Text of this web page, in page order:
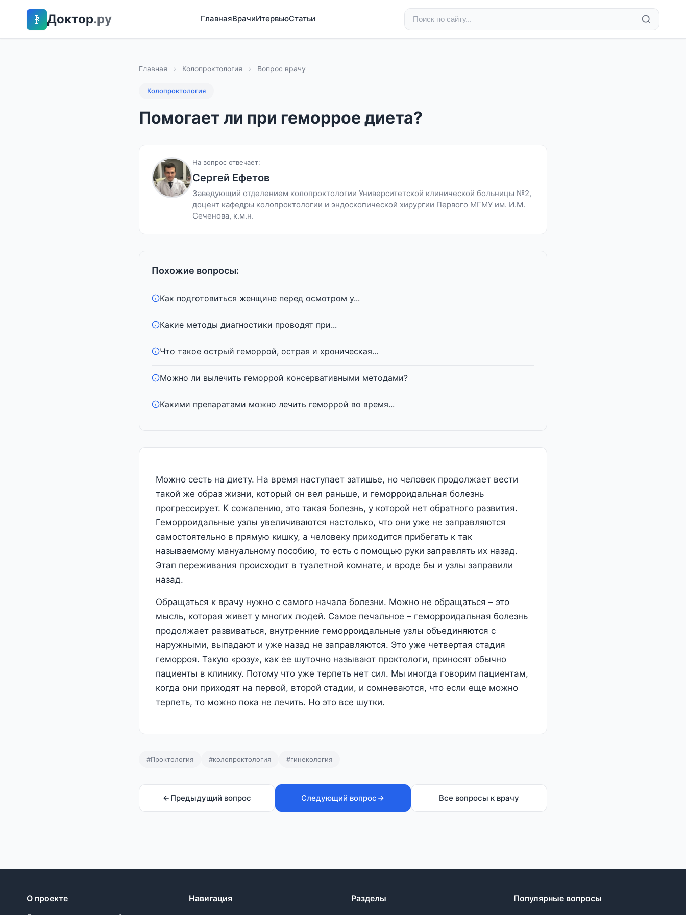
Доктор.ру ГлавнаяВрачиИтервьюСтатьи
Главная › Колопроктология › Вопрос врачу
Колопроктология
Помогает ли при геморрое диета?
На вопрос отвечает:
Сергей Ефетов
Заведующий отделением колопроктологии Университетской клинической больницы №2,
доцент кафедры колопроктологии и эндоскопической хирургии Первого МГМУ им. И.М.
Сеченова, к.м.н.
Похожие вопросы:
Как подготовиться женщине перед осмотром у...
Какие методы диагностики проводят при...
Что такое острый геморрой, острая и хроническая...
Можно ли вылечить геморрой консервативными методами?
Какими препаратами можно лечить геморрой во время...
Можно сесть на диету. На время наступает затишье, но человек продолжает вести
такой же образ жизни, который он вел раньше, и геморроидальная болезнь
прогрессирует. К сожалению, это такая болезнь, у которой нет обратного развития.
Геморроидальные узлы увеличиваются настолько, что они уже не заправляются
самостоятельно в прямую кишку, а человеку приходится прибегать к так
называемому мануальному пособию, то есть с помощью руки заправлять их назад.
Этап переживания происходит в туалетной комнате, и вроде бы и узлы заправили
назад.
Обращаться к врачу нужно с самого начала болезни. Можно не обращаться – это
мысль, которая живет у многих людей. Самое печальное – геморроидальная болезнь
продолжает развиваться, внутренние геморроидальные узлы объединяются с
наружными, выпадают и уже назад не заправляются. Это уже четвертая стадия
геморроя. Такую «розу», как ее шуточно называют проктологи, приносят обычно
пациенты в клинику. Потому что уже терпеть нет сил. Мы иногда говорим пациентам,
когда они приходят на первой, второй стадии, и сомневаются, что если еще можно
терпеть, то можно пока не лечить. Но это все шутки.
#Проктология #колопроктология #гинекология
Предыдущий вопрос Следующий вопрос Все вопросы к врачу
О проекте Навигация Разделы Популярные вопросы